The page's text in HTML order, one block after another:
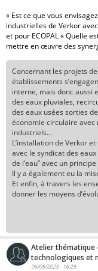
« Est ce que vous
industrielles de Verkor
et pour ECOPAL « Quelle
mettre en œuvre des
Concernant les projets
établissements
interne, mais donc aussi
des eaux pluviales,
des eaux usées sorties
économie circulaire avec
industriels...
L’installation de Verkor
avec le syndicat des
de l’eau” avec un
Il y a également eu la
Et enfin, à travers les
donner les moyens
Atelier thématique
technologiques et
06/05/2025 - 16:25